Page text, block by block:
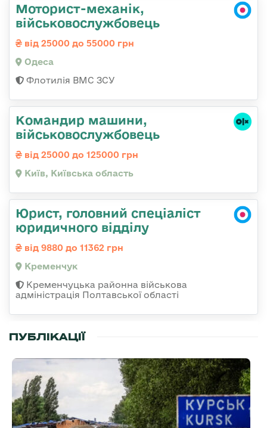
Моторист-механік,
військовослужбовець
від 25000 до 55000 грн
Одеса
Флотилія ВМС ЗСУ
Командир машини,
військовослужбовець
від 25000 до 125000 грн
Київ, Київська область
Юрист, головний спеціаліст
юридичного відділу
від 9880 до 11362 грн
Кременчук
Кременчуцька районна військова
адміністрація Полтавської області
ПУБЛІКАЦІЇ